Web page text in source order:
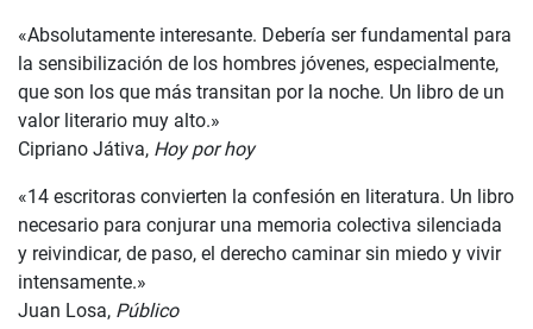
«Absolutamente interesante. Debería ser fundamental para
la sensibilización de los hombres jóvenes, especialmente,
que son los que más transitan por la noche. Un libro de un
valor literario muy alto.»
Cipriano Játiva, Hoy por hoy
«14 escritoras convierten la confesión en literatura. Un libro
necesario para conjurar una memoria colectiva silenciada
y reivindicar, de paso, el derecho caminar sin miedo y vivir
intensamente.»
Juan Losa, Público